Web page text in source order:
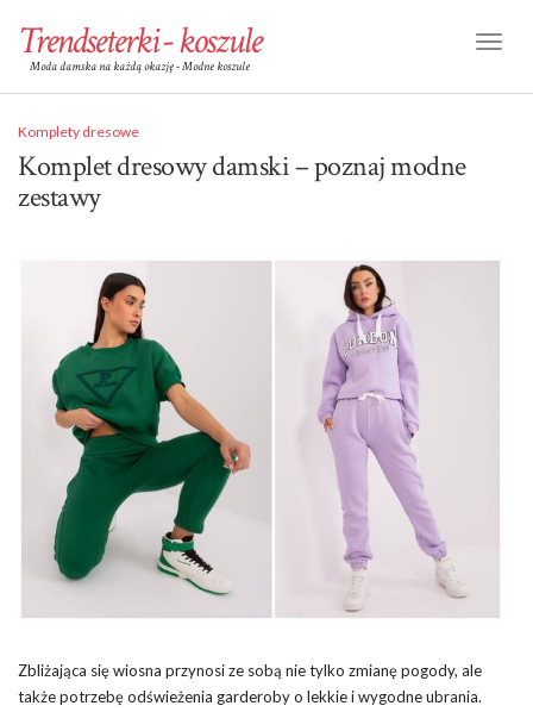
Trendseterki - koszule
Moda damska na każdą okazję - Modne koszule
Komplety dresowe
Komplet dresowy damski – poznaj modne
zestawy
Zbliżająca się wiosna przynosi ze sobą nie tylko zmianę pogody, ale
także potrzebę odświeżenia garderoby o lekkie i wygodne ubrania.